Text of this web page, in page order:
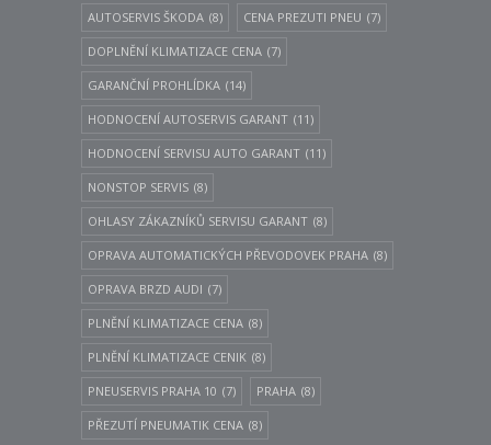
AUTOSERVIS ŠKODA (8) CENA PREZUTI PNEU (7)
DOPLNĚNÍ KLIMATIZACE CENA (7)
GARANČNÍ PROHLÍDKA (14)
HODNOCENÍ AUTOSERVIS GARANT (11)
HODNOCENÍ SERVISU AUTO GARANT (11)
NONSTOP SERVIS (8)
OHLASY ZÁKAZNÍKŮ SERVISU GARANT (8)
OPRAVA AUTOMATICKÝCH PŘEVODOVEK PRAHA (8)
OPRAVA BRZD AUDI (7)
PLNĚNÍ KLIMATIZACE CENA (8)
PLNĚNÍ KLIMATIZACE CENIK (8)
PNEUSERVIS PRAHA 10 (7) PRAHA (8)
PŘEZUTÍ PNEUMATIK CENA (8)